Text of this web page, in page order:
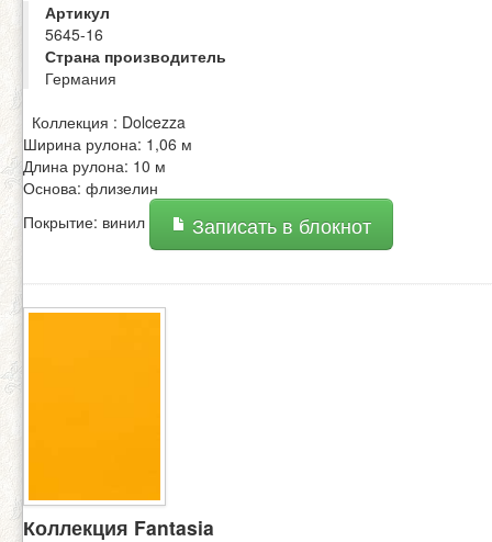
Артикул
5645-16
Страна производитель
Германия
Коллекция : Dolcezza
Ширина рулона: 1,06 м
Длина рулона: 10 м
Основа: флизелин
Покрытие: винил
Записать в блокнот
Коллекция Fantasia